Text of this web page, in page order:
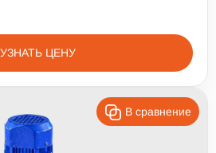
УЗНАТЬ ЦЕНУ
В сравнение